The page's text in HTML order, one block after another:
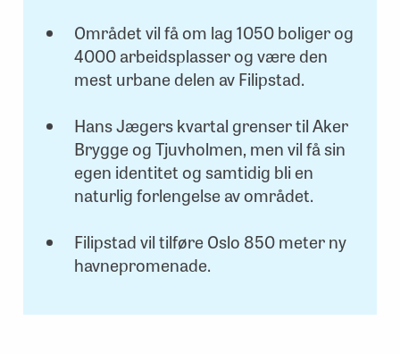
Området vil få om lag 1050 boliger og
4000 arbeidsplasser og være den
mest urbane delen av Filipstad.
Hans Jægers kvartal grenser til Aker
Brygge og Tjuvholmen, men vil få sin
egen identitet og samtidig bli en
naturlig forlengelse av området.
Filipstad vil tilføre Oslo 850 meter ny
havnepromenade.